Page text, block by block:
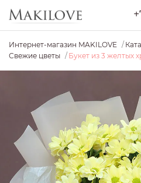
Интернет-магазин MAKILOVE
Свежие цветы
Букет из 3 желтых